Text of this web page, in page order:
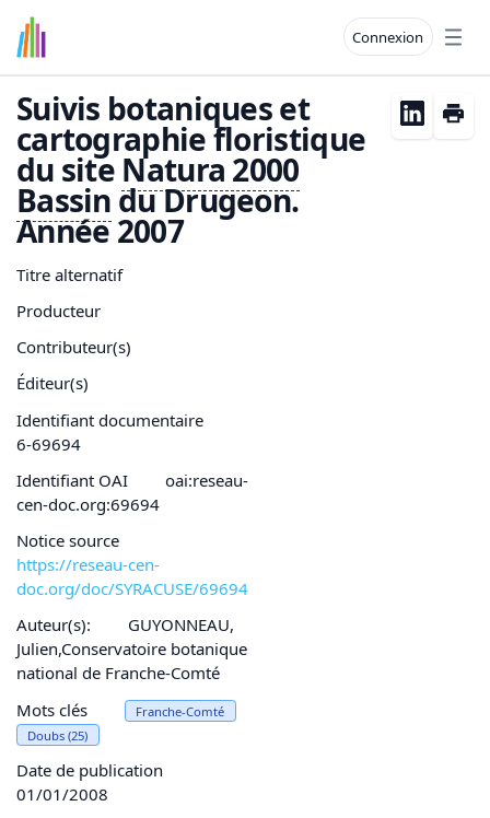
Connexion
Suivis botaniques et
cartographie floristique
du site Natura 2000
Bassin du Drugeon.
Année 2007
Titre alternatif
Producteur
Contributeur(s)
Éditeur(s)
Identifiant documentaire
6-69694
Identifiant OAI
oai:reseau-
cen-doc.org:69694
Notice source
https://reseau-cen-
doc.org/doc/SYRACUSE/69694
Auteur(s):
GUYONNEAU,
Julien,Conservatoire botanique
national de Franche-Comté
Mots clés
Franche-Comté
Doubs (25)
Date de publication
01/01/2008